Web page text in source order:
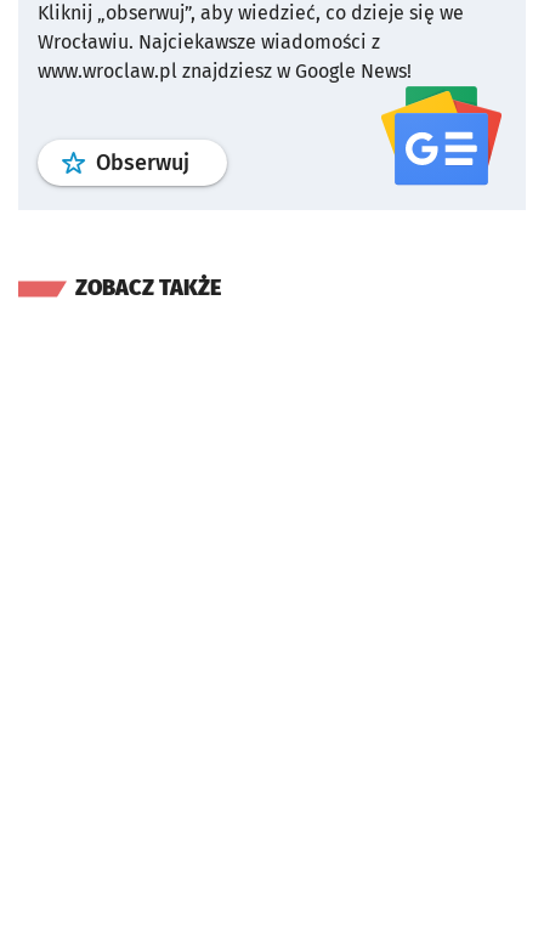
Kliknij „obserwuj”, aby wiedzieć, co dzieje się we
Wrocławiu. Najciekawsze wiadomości z
www.wroclaw.pl znajdziesz w Google News!
Obserwuj profil serwisu
ZOBACZ TAKŻE